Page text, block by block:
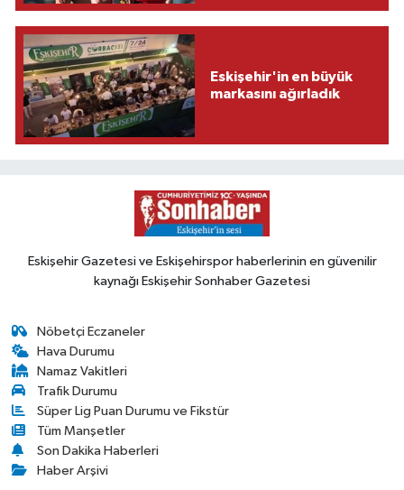
Eskişehir'in en büyük
markasını ağırladık
Eskişehir Gazetesi ve Eskişehirspor haberlerinin en güvenilir
kaynağı Eskişehir Sonhaber Gazetesi
Nöbetçi Eczaneler
Hava Durumu
Namaz Vakitleri
Trafik Durumu
Süper Lig Puan Durumu ve Fikstür
Tüm Manşetler
Son Dakika Haberleri
Haber Arşivi